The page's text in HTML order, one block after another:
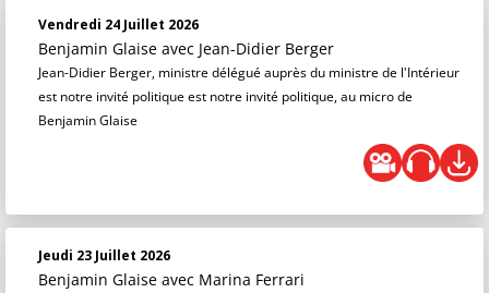
Vendredi 24 Juillet 2026
Benjamin Glaise avec Jean-Didier Berger
Jean-Didier Berger, ministre délégué auprès du ministre de l'Intérieur
est notre invité politique est notre invité politique, au micro de
Benjamin Glaise
Jeudi 23 Juillet 2026
Benjamin Glaise avec Marina Ferrari